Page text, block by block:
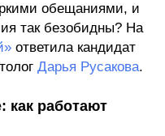
обещаниями, и
так безобидны? На
ответила кандидат
Дарья Русакова.
как работают